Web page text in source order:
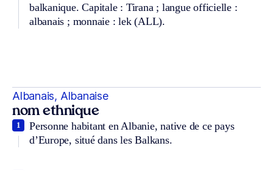
balkanique. Capitale : Tirana ; langue officielle :
albanais ; monnaie : lek (ALL).
Albanais, Albanaise
nom ethnique
Personne habitant en Albanie, native de ce pays
d’Europe, situé dans les Balkans.
1